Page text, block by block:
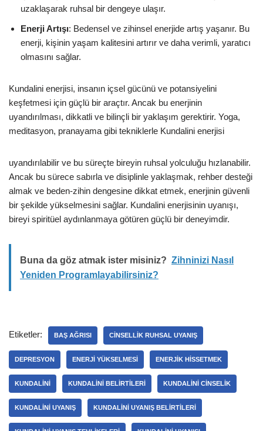
uzaklaşarak ruhsal bir dengeye ulaşır.
Enerji Artışı: Bedensel ve zihinsel enerjide artış yaşanır. Bu
enerji, kişinin yaşam kalitesini artırır ve daha verimli, yaratıcı
olmasını sağlar.
Kundalini enerjisi, insanın içsel gücünü ve potansiyelini
keşfetmesi için güçlü bir araçtır. Ancak bu enerjinin
uyandırılması, dikkatli ve bilinçli bir yaklaşım gerektirir. Yoga,
meditasyon, pranayama gibi tekniklerle Kundalini enerjisi
uyandırılabilir ve bu süreçte bireyin ruhsal yolculuğu hızlanabilir.
Ancak bu sürece sabırla ve disiplinle yaklaşmak, rehber desteği
almak ve beden-zihin dengesine dikkat etmek, enerjinin güvenli
bir şekilde yükselmesini sağlar. Kundalini enerjisinin uyanışı,
bireyi spiritüel aydınlanmaya götüren güçlü bir deneyimdir.
Buna da göz atmak ister misiniz? Zihninizi Nasıl
Yeniden Programlayabilirsiniz?
Etiketler: BAŞ AĞRISI CINSELLIK RUHSAL UYANIŞ
DEPRESYON ENERJI YÜKSELMESI ENERJIK HISSETMEK
KUNDALINI KUNDALINI BELIRTILERI KUNDALINI CINSELIK
KUNDALINI UYANIŞ KUNDALINI UYANIŞ BELIRTILERI